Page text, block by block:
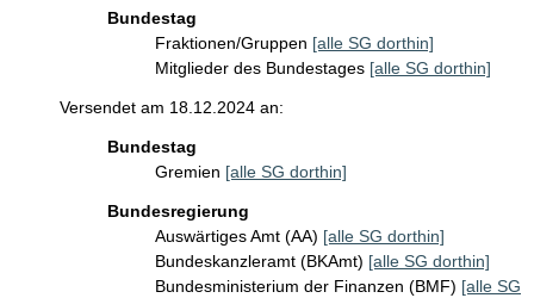
Bundestag
Fraktionen/Gruppen [alle SG dorthin]
Mitglieder des Bundestages [alle SG dorthin]
Versendet am 18.12.2024 an:
Bundestag
Gremien [alle SG dorthin]
Bundesregierung
Auswärtiges Amt (AA) [alle SG dorthin]
Bundeskanzleramt (BKAmt) [alle SG dorthin]
Bundesministerium der Finanzen (BMF) [alle SG